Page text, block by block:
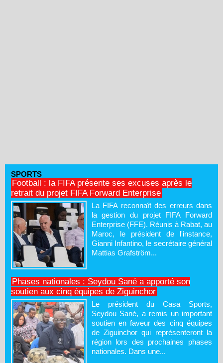
SPORTS
Football : la FIFA présente ses excuses après le
retrait du projet FIFA Forward Enterprise
La FIFA reconnaît des erreurs dans
la gestion du projet FIFA Forward
Enterprise (FFE). Réunis à Rabat, au
Maroc, le président de l'instance,
Gianni Infantino, le secrétaire général
Mattias Grafström...
Phases nationales : Seydou Sané a apporté son
soutien aux cinq équipes de Ziguinchor
Le président du Casa Sports,
Seydou Sané, a remis un important
soutien en faveur des cinq équipes
de Ziguinchor qui représenteront la
région lors des prochaines phases
nationales. Dans une...